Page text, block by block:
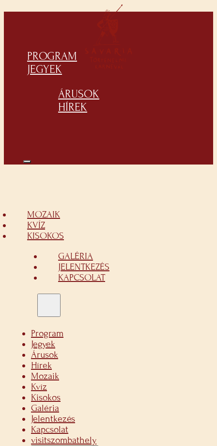
PROGRAM
JEGYEK
ÁRUSOK
HÍREK
MOZAIK
KVÍZ
KISOKOS
GALÉRIA
JELENTKEZÉS
KAPCSOLAT
Program
Jegyek
Árusok
Hírek
Mozaik
Kvíz
Kisokos
Galéria
Jelentkezés
Kapcsolat
visitszombathely